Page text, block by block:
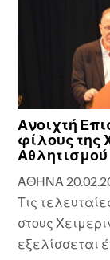
Ανοιχτή
φίλους της
Αθλητισμού
ΑΘΗΝΑ
Τις
στους
εξελίσσεται